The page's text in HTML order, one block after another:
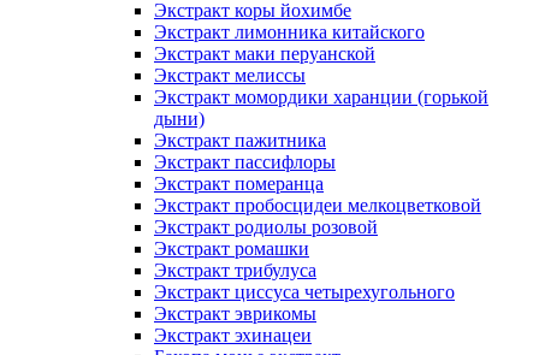
Экстракт коры йохимбе
Экстракт лимонника китайского
Экстракт маки перуанской
Экстракт мелиссы
Экстракт момордики харанции (горькой
дыни)
Экстракт пажитника
Экстракт пассифлоры
Экстракт померанца
Экстракт пробосцидеи мелкоцветковой
Экстракт родиолы розовой
Экстракт ромашки
Экстракт трибулуса
Экстракт циссуса четырехугольного
Экстракт эврикомы
Экстракт эхинацеи